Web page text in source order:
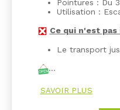
Pointures : Du
Utilisation :
Ce qui n'est pas
Le transport
…
SAVOIR PLUS